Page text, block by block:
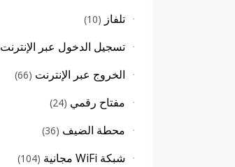
تلفاز (
10
)
تسجيل الدخول عبر الإنترنت
الخروج عبر الإنترنت (
66
)
مفتاح رقمي (
24
)
محطة الضيف (
36
)
شبكة WiFi مجانية (
104
)